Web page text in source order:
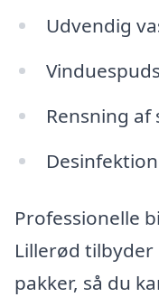
Udvendig
Rensning
Professionelle
Lillerød
pakker, så du